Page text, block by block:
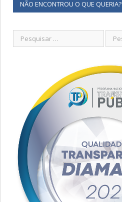
NÃO ENCONTROU O QUE QUERIA?